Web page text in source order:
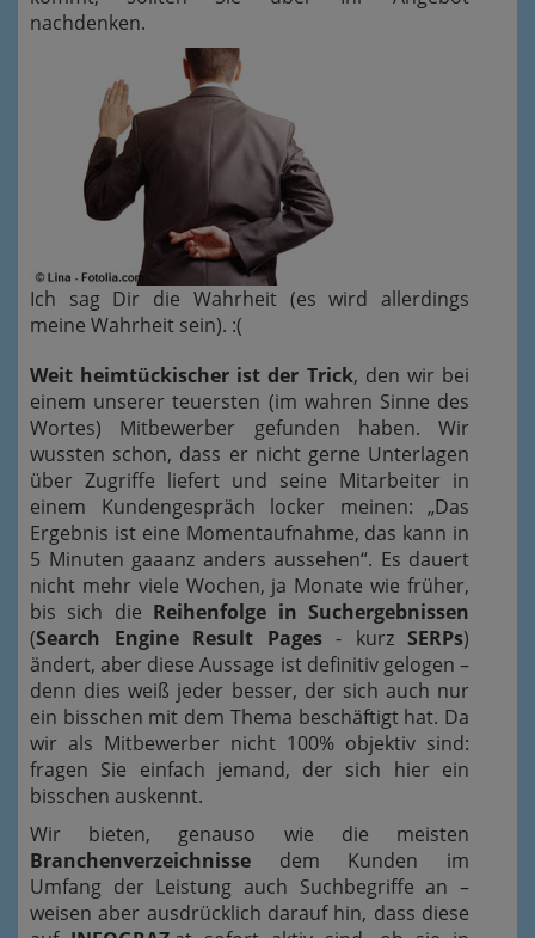
nachdenken.
Ich sag Dir die Wahrheit (es wird allerdings
meine Wahrheit sein). :(
Weit heimtückischer ist der Trick, den wir bei
einem unserer teuersten (im wahren Sinne des
Wortes) Mitbewerber gefunden haben. Wir
wussten schon, dass er nicht gerne Unterlagen
über Zugriffe liefert und seine Mitarbeiter in
einem Kundengespräch locker meinen: „Das
Ergebnis ist eine Momentaufnahme, das kann in
5 Minuten gaaanz anders aussehen“. Es dauert
nicht mehr viele Wochen, ja Monate wie früher,
bis sich die Reihenfolge in Suchergebnissen
(Search Engine Result Pages- kurz SERPs)
ändert, aber diese Aussage ist definitiv gelogen –
denn dies weiß jeder besser, der sich auch nur
ein bisschen mit dem Thema beschäftigt hat. Da
wir als Mitbewerber nicht 100% objektiv sind:
fragen Sie einfach jemand, der sich hier ein
bisschen auskennt.
Wir bieten, genauso wie die meisten
Branchenverzeichnisse dem Kunden im
Umfang der Leistung auch Suchbegriffe an –
weisen aber ausdrücklich darauf hin, dass diese